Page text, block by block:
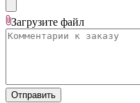
Загрузите файл
Отправить